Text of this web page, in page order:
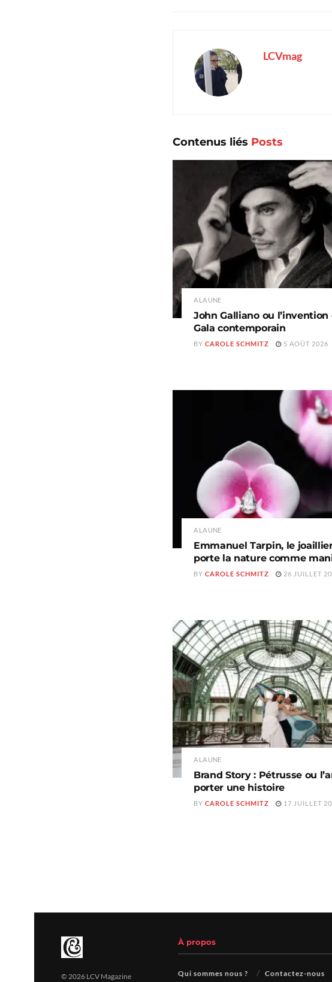
LCVmag
Contenus liés Posts
A LA UNE
John Galliano ou l’invention
Gala contemporain
BY CAROLE SCHMITZ 5 AOÛT 2026
A LA UNE
Emmanuel Tarpin, le
porte la nature comme
BY CAROLE SCHMITZ 26 JUILLET
A LA UNE
Brand Story : Pétrusse ou
porter une histoire
BY CAROLE SCHMITZ 17 JUILLET
© 2026 LCV Magazine
À propos
Qui sommes nous ? Contactez-nous